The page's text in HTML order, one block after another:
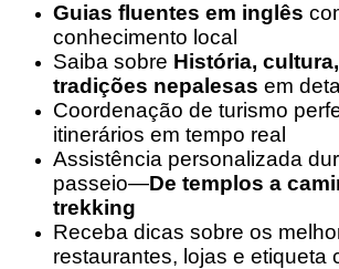
Guias fluentes em inglês
conhecimento local
Saiba sobre História,
tradições nepalesas em
Coordenação de turismo
itinerários em tempo real
Assistência personalizada
passeio—De templos a
trekking
Receba dicas sobre os
restaurantes, lojas e etiqueta